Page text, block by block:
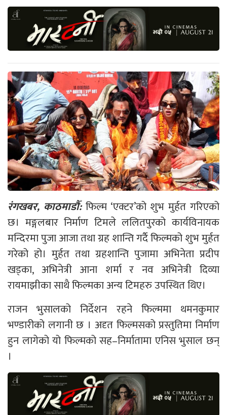
रंगखबर, काठमाडौँ:फिल्म ‘एक्टर’को शुभ मुर्हत गरिएको
छ। मङ्गलबार निर्माण टिमले ललितपुरको कार्यविनायक
मन्दिरमा पुजा आजा तथा ग्रह शान्ति गर्दै फिल्मको शुभ मुर्हत
गरेको हो। मुर्हत तथा ग्रहशान्ति पुजामा अभिनेता प्रदीप
खड्का, अभिनेत्री आना शर्मा र नव अभिनेत्री दिव्या
रायमाझीका साथै फिल्मका अन्य टिमहरु उपस्थित थिए।
राजन भुसालको निर्देशन रहने फिल्ममा थमनकुमार
भण्डारीको लगानी छ । अदृत फिल्मसको प्रस्तुतिमा निर्माण
हुन लागेको यो फिल्मको सह–निर्मातामा एनिस भुसाल छन्
।